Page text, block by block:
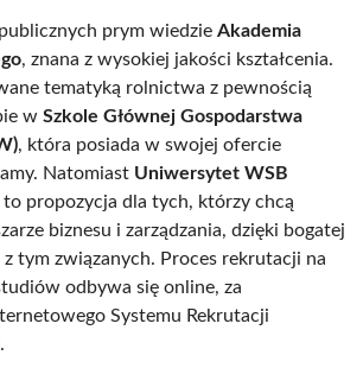
prym wiedzie Akademia
, znana z wysokiej jakości kształcenia.
tematyką rolnictwa z pewnością
w Szkole Głównej Gospodarstwa
, która posiada w swojej ofercie
Natomiast Uniwersytet WSB
to propozycja dla tych, którzy chcą
biznesu i zarządzania, dzięki bogatej
tym związanych. Proces rekrutacji na
odbywa się online, za
Systemu Rekrutacji